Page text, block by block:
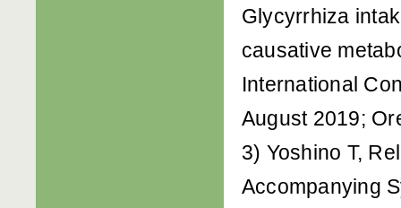
Glycyrrhiza
causative
International
August 2019;
3) Yoshino T,
Accompanying